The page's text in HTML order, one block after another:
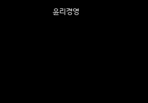
윤리경영